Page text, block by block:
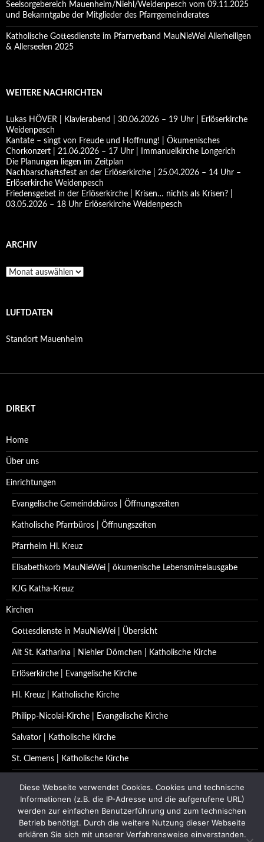
Seelsorgebereich Mauenheim/Niehl/Weidenpesch vom 09.11.2025
und Bekanntgabe der Mitglieder des Pfarrgemeinderates
Katholische Gottesdienste im Pfarrverband MauNieWei Allerheiligen
& Allerseelen 2025
WEITERE NACHRICHTEN
Lukas HÖVER | Klavierabend | 30.06.2026 – 19 Uhr | Erlöserkirche
Weidenpesch
Kantate – singt von Freude und Hoffnung! | Ökumenisches
Chorkonzert | 21.06.2026 – 17 Uhr | Immanuelkirche Longerich
Die Planungen liegen im Zeitplan
Nachbarschaftsfest an der Erlöserkirche | 25.04.2026 – 14 Uhr –
Erlöserkirche Weidenpesch
Friedensgebet in der Erlöserkirche | Krisen… nichts als Krisen? |
03.05.2026 – 18 Uhr Erlöserkirche Weidenpesch
ARCHIV
Archiv
LUFTDATEN
Standort Mauenheim
DIREKT
Home
Über uns
Einrichtungen
Evangelische Gemeindebüros | Öffnungszeiten
Katholische Pfarrbüros | Öffnungszeiten
Pfarrheim Hl. Kreuz
Elisabethkorb MauNieWei | ökumenische Lebensmittelausgabe
KJG Katha-Kreuz
Kirchen
Gottesdienste in MauNieWei | Übersicht
Alt St. Katharina | Niehler Dömchen | Katholische Kirche
Erlöserkirche | Evangelische Kirche
Hl. Kreuz | Katholische Kirche
Philipp-Nicolai-Kirche | Evangelische Kirche
Salvator | Katholische Kirche
St. Clemens | Katholische Kirche
St. Quirinus | Katholische Kirche
Impressum | Datenschutzerklärung
Diese Webseite verwendet Cookies. Cookies und technische
Informationen (z.B. die IP-Adresse und die aufgerufene URL)
werden zur einfachen Benutzerführung und zum technischen
Betrieb benötigt. Durch die weitere Nutzung dieser Webseite
erklären Sie sich mit unserer Verfahrensweise einverstanden.